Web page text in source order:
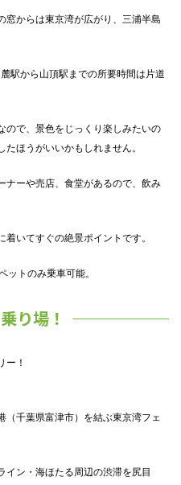
窓からは東京湾が広がり、三浦半島
駅から山頂駅までの所要時間は片道
ので、景色をじっくり楽しみたいの
ほうがいいかもしれません。
ナーや売店、食堂があるので、飲み
いてすぐの絶景ポイントです。
ットのみ乗車可能。
り場！
ー！
（千葉県富津市）を結ぶ東京湾フェ
イン・海ほたる周辺の渋滞を尻目